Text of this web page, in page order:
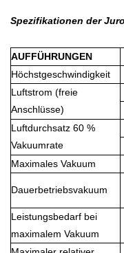
Spezifikationen der
AUFFÜHRUNGEN
Höchstgeschwindigkeit
Luftstrom (freie
Anschlüsse)
Luftdurchsatz 60 %
Vakuumrate
Maximales Vakuum
Dauerbetriebsvakuum
Leistungsbedarf bei
maximalem Vakuum